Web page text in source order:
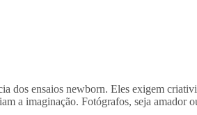
dos ensaios newborn. Eles exigem
a imaginação. Fotógrafos, seja